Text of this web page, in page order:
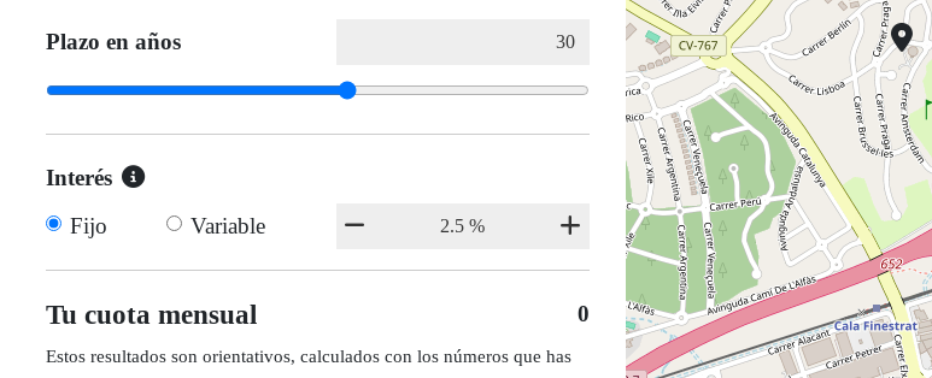
Plazo en años
Interés
Fijo
Variable
Tu cuota mensual 0
Estos resultados son orientativos, calculados con los números que has